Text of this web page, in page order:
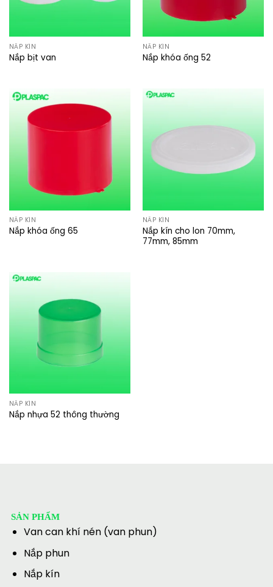
NẮP KÍN
Nắp bịt van
NẮP KÍN
Nắp khóa ống 52
NẮP KÍN
Nắp khóa ống 65
NẮP KÍN
Nắp kín cho lon 70mm,
77mm, 85mm
NẮP KÍN
Nắp nhựa 52 thông thường
SẢN PHẨM
Van can khí nén (van phun)
Nắp phun
Nắp kín